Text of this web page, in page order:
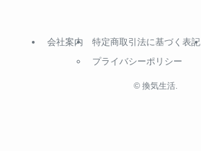
会社案内
特定商取引法に基づく表記
プライバシーポリシー
©換気生活.